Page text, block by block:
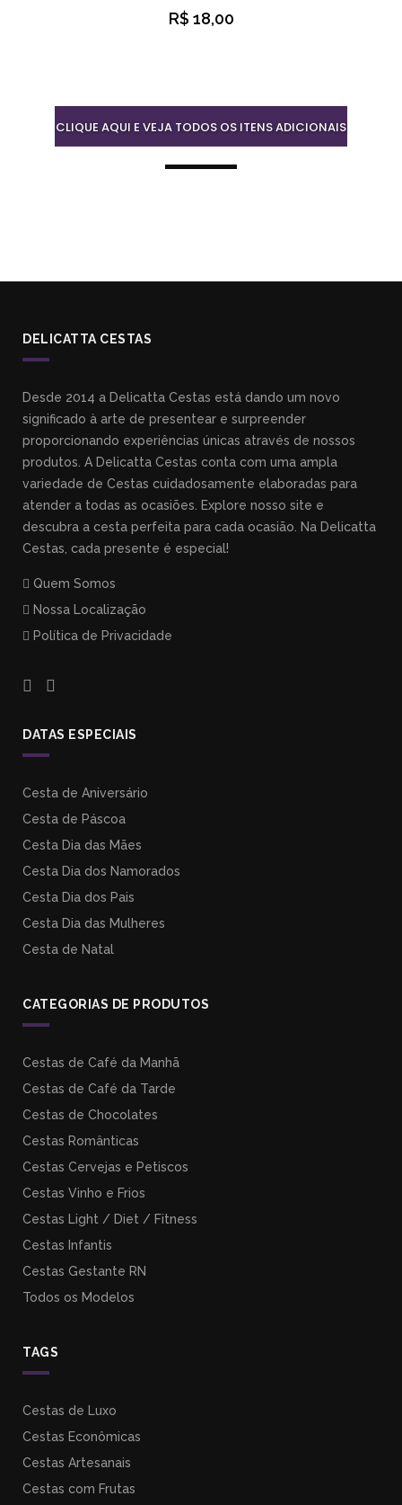
R$ 18,00
CLIQUE AQUI E VEJA TODOS OS ITENS ADICIONAIS
DELICATTA CESTAS
Desde 2014 a Delicatta Cestas está dando um novo
significado à arte de presentear e surpreender
proporcionando experiências únicas através de nossos
produtos. A Delicatta Cestas conta com uma ampla
variedade de Cestas cuidadosamente elaboradas para
atender a todas as ocasiões. Explore nosso site e
descubra a cesta perfeita para cada ocasião. Na Delicatta
Cestas, cada presente é especial!
Quem Somos
Nossa Localização
Política de Privacidade
DATAS ESPECIAIS
Cesta de Aniversário
Cesta de Páscoa
Cesta Dia das Mães
Cesta Dia dos Namorados
Cesta Dia dos Pais
Cesta Dia das Mulheres
Cesta de Natal
CATEGORIAS DE PRODUTOS
Cestas de Café da Manhã
Cestas de Café da Tarde
Cestas de Chocolates
Cestas Românticas
Cestas Cervejas e Petiscos
Cestas Vinho e Frios
Cestas Light / Diet / Fitness
Cestas Infantis
Cestas Gestante RN
Todos os Modelos
TAGS
Cestas de Luxo
Cestas Econômicas
Cestas Artesanais
Cestas com Frutas